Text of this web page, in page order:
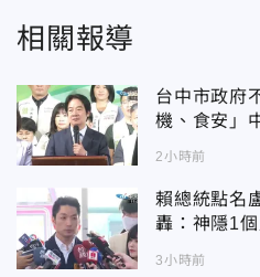
相關報導
台中市政府
機、食安」
2小時前
賴總統點名
轟：神隱1
3小時前